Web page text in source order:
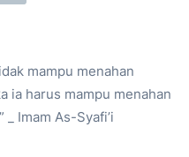
mampu menahan
ia harus mampu menahan
Imam As-Syafi’i